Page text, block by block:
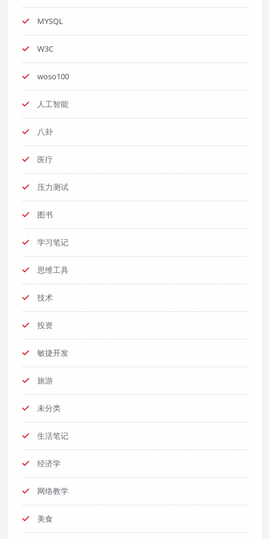
MYSQL
W3C
woso100
人工智能
八卦
医疗
压力测试
图书
学习笔记
思维工具
技术
投资
敏捷开发
旅游
未分类
生活笔记
经济学
网络教学
美食